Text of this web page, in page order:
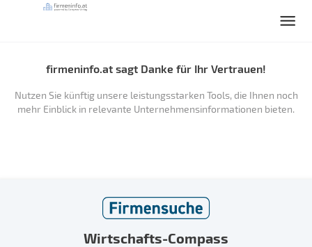
firmeninfo.at sagt Danke für Ihr Vertrauen!
Nutzen Sie künftig unsere leistungsstarken Tools, die Ihnen noch
mehr Einblick in relevante Unternehmensinformationen bieten.
Wirtschafts-Compass